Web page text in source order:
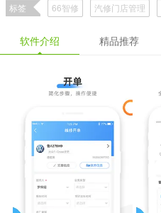
标签 66智修 汽修门店管理
软件介绍 精品推荐